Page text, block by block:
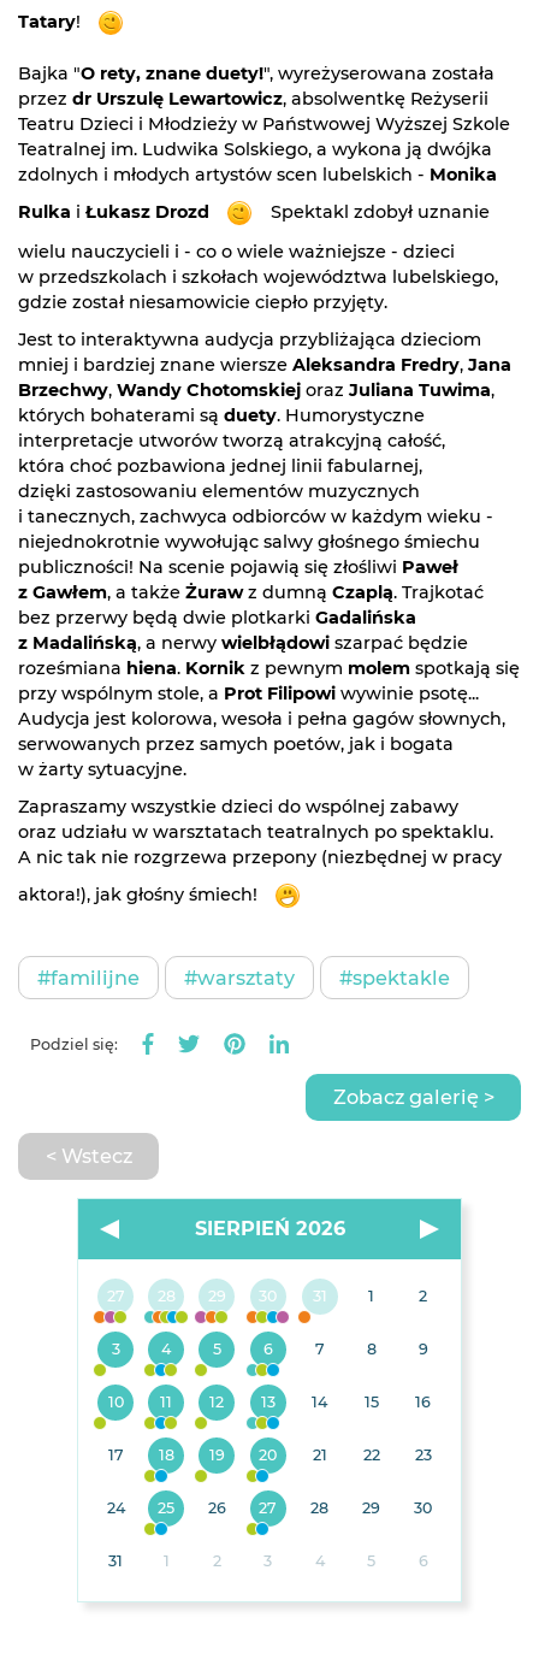
Tatary!
Bajka "O rety, znane duety!", wyreżyserowana została
przez dr Urszulę Lewartowicz, absolwentkę Reżyserii
Teatru Dzieci i Młodzieży w Państwowej Wyższej Szkole
Teatralnej im. Ludwika Solskiego, a wykona ją dwójka
zdolnych i młodych artystów scen lubelskich - Monika
Rulka i Łukasz Drozd
Spektakl zdobył uznanie
wielu nauczycieli i - co o wiele ważniejsze - dzieci
w przedszkolach i szkołach województwa lubelskiego,
gdzie został niesamowicie ciepło przyjęty.
Jest to interaktywna audycja przybliżająca dzieciom
mniej i bardziej znane wiersze Aleksandra Fredry, Jana
Brzechwy, Wandy Chotomskiej oraz Juliana Tuwima,
których bohaterami są duety. Humorystyczne
interpretacje utworów tworzą atrakcyjną całość,
która choć pozbawiona jednej linii fabularnej,
dzięki zastosowaniu elementów muzycznych
i tanecznych, zachwyca odbiorców w każdym wieku -
niejednokrotnie wywołując salwy głośnego śmiechu
publiczności! Na scenie pojawią się złośliwi Paweł
z Gawłem, a także Żurawz dumną Czaplą. Trajkotać
bez przerwy będą dwie plotkarki Gadalińska
z Madalińską, a nerwy wielbłądowi szarpać będzie
roześmiana hiena. Kornik z pewnym molem spotkają się
przy wspólnym stole, a Prot Filipowi wywinie psotę...
Audycja jest kolorowa, wesoła i pełna gagów słownych,
serwowanych przez samych poetów, jak i bogata
w żarty sytuacyjne.
Zapraszamy wszystkie dzieci do wspólnej zabawy
oraz udziału w warsztatach teatralnych po spektaklu.
A nic tak nie rozgrzewa przepony (niezbędnej w pracy
aktora!), jak głośny śmiech!
#familijne #warsztaty #spektakle
Podziel się:
< Wstecz
Zobacz galerię >
SIERPIEŃ 2026
27 28 29 30 31 1 2
3 4 5 6 7 8 9
10 11 12 13 14 15 16
17 18 19 20 21 22 23
24 25 26 27 28 29 30
31 1 2 3 4 5 6